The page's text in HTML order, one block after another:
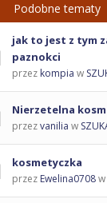
Podobne tematy
jak to jest z tym
paznokci
przez kompia w
Nierzetelna
przezvanilia w
kosmetyczka
przez Ewelina0708w